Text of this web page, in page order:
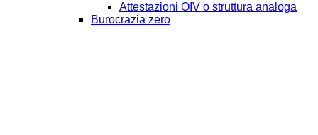
Attestazioni OIV o struttura analoga
Burocrazia zero